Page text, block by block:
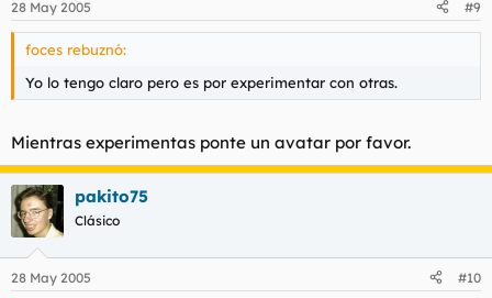
28 May 2005 #9
foces rebuznó:
Yo lo tengo claro pero es por experimentar con otras.
Mientras experimentas ponte un avatar por favor.
pakito75
Clásico
28 May 2005 #10